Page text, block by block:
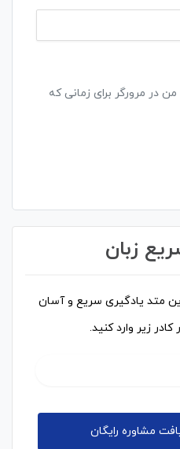
در مرورگر برای زمانی که
زبان
متد یادگیری سریع و آسان
زیر وارد کنید.